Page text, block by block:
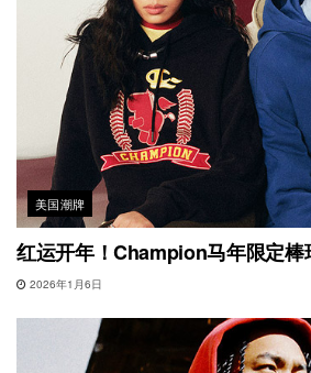
美国潮牌
红运开年！Champion马年限定棒
2026年1月6日